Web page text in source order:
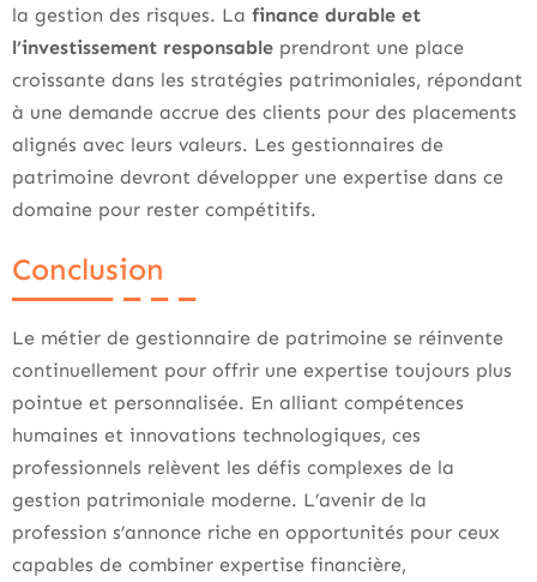
la gestion des risques. La finance durable et
l’investissement responsable prendront une place
croissante dans les stratégies patrimoniales, répondant
à une demande accrue des clients pour des placements
alignés avec leurs valeurs. Les gestionnaires de
patrimoine devront développer une expertise dans ce
domaine pour rester compétitifs.
Conclusion
Le métier de gestionnaire de patrimoine se réinvente
continuellement pour offrir une expertise toujours plus
pointue et personnalisée. En alliant compétences
humaines et innovations technologiques, ces
professionnels relèvent les défis complexes de la
gestion patrimoniale moderne. L’avenir de la
profession s’annonce riche en opportunités pour ceux
capables de combiner expertise financière,